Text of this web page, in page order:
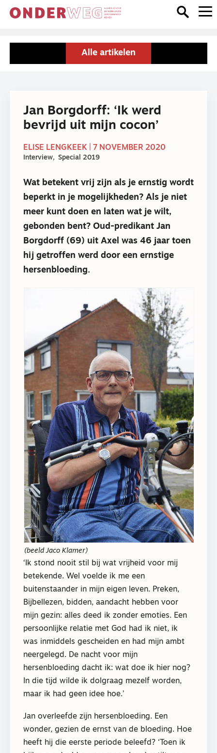
Alle artikelen
Jan Borgdorff: ‘Ik werd
bevrijd uit mijn cocon’
ELISE LENGKEEK | 7 NOVEMBER 2020
Interview Special 2019
Wat betekent vrij zijn als je ernstig wordt
beperkt in je mogelijkheden? Als je niet
meer kunt doen en laten wat je wilt,
gebonden bent? Oud-predikant Jan
Borgdorff (69) uit Axel was 46 jaar toen
hij getroffen werd door een ernstige
hersenbloeding.
(beeld Jaco Klamer)
‘Ik stond nooit stil bij wat vrijheid voor mij
betekende. Wel voelde ik me een
buitenstaander in mijn eigen leven. Preken,
Bijbellezen, bidden, aandacht hebben voor
mijn gezin: alles deed ik zonder emoties. Een
persoonlijke relatie met God had ik niet, ik
was inmiddels gescheiden en had mijn ambt
neergelegd. De nacht voor mijn
hersenbloeding dacht ik: wat doe ik hier nog?
In die tijd wilde ik dolgraag mezelf worden,
maar ik had geen idee hoe.’
Jan overleefde zijn hersenbloeding. Een
wonder, gezien de ernst van de bloeding. Hoe
heeft hij die eerste periode beleefd? ‘Toen ik